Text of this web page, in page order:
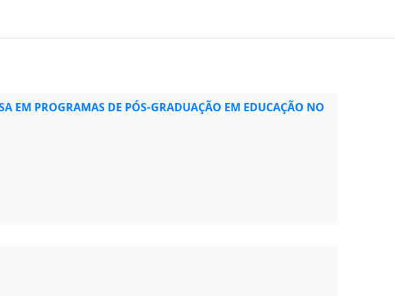
EM PROGRAMAS DE PÓS-GRADUAÇÃO EM EDUCAÇÃO NO